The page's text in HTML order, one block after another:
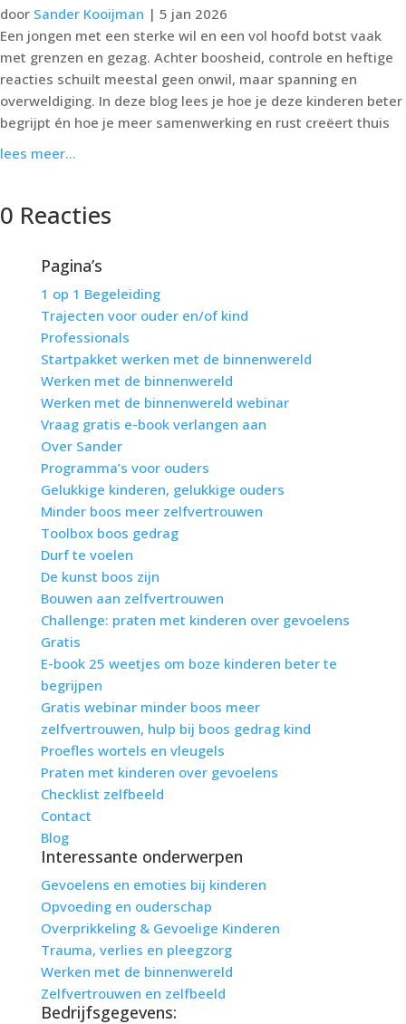
door Sander Kooijman | 5 jan 2026
Een jongen met een sterke wil en een vol hoofd botst vaak
met grenzen en gezag. Achter boosheid, controle en heftige
reacties schuilt meestal geen onwil, maar spanning en
overweldiging. In deze blog lees je hoe je deze kinderen beter
begrijpt én hoe je meer samenwerking en rust creëert thuis
lees meer...
0 Reacties
Pagina’s
1 op 1 Begeleiding
Trajecten voor ouder en/of kind
Professionals
Startpakket werken met de binnenwereld
Werken met de binnenwereld
Werken met de binnenwereld webinar
Vraag gratis e-book verlangen aan
Over Sander
Programma’s voor ouders
Gelukkige kinderen, gelukkige ouders
Minder boos meer zelfvertrouwen
Toolbox boos gedrag
Durf te voelen
De kunst boos zijn
Bouwen aan zelfvertrouwen
Challenge: praten met kinderen over gevoelens
Gratis
E-book 25 weetjes om boze kinderen beter te
begrijpen
Gratis webinar minder boos meer
zelfvertrouwen, hulp bij boos gedrag kind
Proefles wortels en vleugels
Praten met kinderen over gevoelens
Checklist zelfbeeld
Contact
Blog
Interessante onderwerpen
Gevoelens en emoties bij kinderen
Opvoeding en ouderschap
Overprikkeling & Gevoelige Kinderen
Trauma, verlies en pleegzorg
Werken met de binnenwereld
Zelfvertrouwen en zelfbeeld
Bedrijfsgegevens: